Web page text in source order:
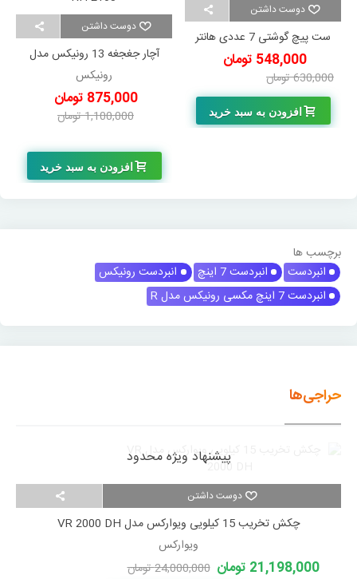
دوست داشتن
ست پیچ گوشتی 7 عددی هانتر
548,000 تومان
630,000 تومان
افزودن به سبد خرید
دوست داشتن
آچار جغجغه 13 رونیکس مدل
2163 RH
رونیکس
875,000 تومان
1,100,000 تومان
افزودن به سبد خرید
برچسب ها
انبردست
انبردست 7 اینچ
انبردست رونیکس
انبردست 7 اینچ مکسی رونیکس مدل R
حراجی‌ها
دوست داشتن
پیشنهاد ویژه محدود
چکش تخریب 15 کیلویی ویوارکس مدل VR 2000 DH
ویوارکس
21,198,000 تومان 24,000,000 تومان